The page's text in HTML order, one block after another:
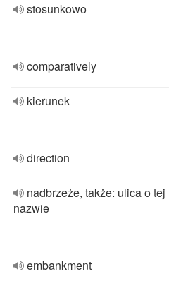
stosunkowo
comparatively
kierunek
direction
nadbrzeże, także: ulica o tej
nazwie
embankment